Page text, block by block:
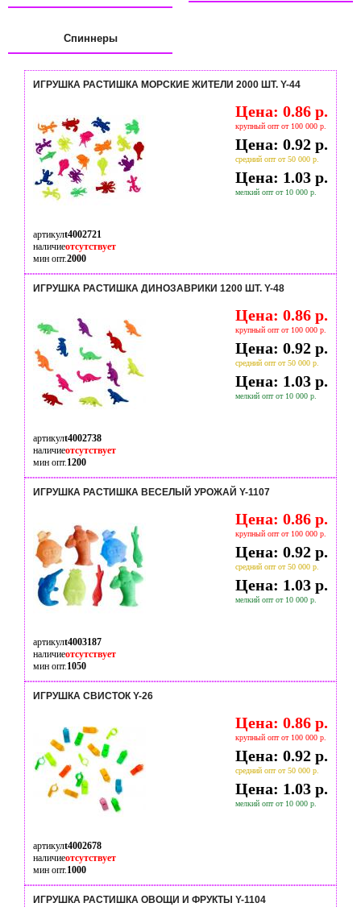
Спиннеры
ИГРУШКА РАСТИШКА МОРСКИЕ ЖИТЕЛИ 2000 ШТ. Y-44
Цена: 0.86 р.
крупный опт от 100 000 р.
Цена: 0.92 р.
средний опт от 50 000 р.
Цена: 1.03 р.
мелкий опт от 10 000 р.
артикулt4002721
наличиеотсутствует
мин опт.2000
ИГРУШКА РАСТИШКА ДИНОЗАВРИКИ 1200 ШТ. Y-48
Цена: 0.86 р.
крупный опт от 100 000 р.
Цена: 0.92 р.
средний опт от 50 000 р.
Цена: 1.03 р.
мелкий опт от 10 000 р.
артикулt4002738
наличиеотсутствует
мин опт.1200
ИГРУШКА РАСТИШКА ВЕСЕЛЫЙ УРОЖАЙ Y-1107
Цена: 0.86 р.
крупный опт от 100 000 р.
Цена: 0.92 р.
средний опт от 50 000 р.
Цена: 1.03 р.
мелкий опт от 10 000 р.
артикулt4003187
наличиеотсутствует
мин опт.1050
ИГРУШКА СВИСТОК Y-26
Цена: 0.86 р.
крупный опт от 100 000 р.
Цена: 0.92 р.
средний опт от 50 000 р.
Цена: 1.03 р.
мелкий опт от 10 000 р.
артикулt4002678
наличиеотсутствует
мин опт.1000
ИГРУШКА РАСТИШКА ОВОЩИ И ФРУКТЫ Y-1104